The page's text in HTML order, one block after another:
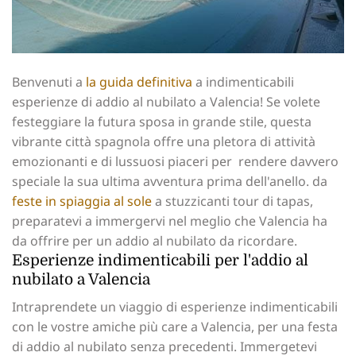
Benvenuti a la guida definitiva a indimenticabili
esperienze di addio al nubilato a Valencia! Se volete
festeggiare la futura sposa in grande stile, questa
vibrante città spagnola offre una pletora di attività
emozionanti e di lussuosi piaceri per ‍ rendere davvero
speciale la sua ultima avventura‍ prima dell'anello. da
feste in spiaggia al solea stuzzicanti tour di tapas,
preparatevi a immergervi nel meglio che Valencia ha
da offrire per un addio al nubilato da ricordare.
Esperienze indimenticabili per l'addio al
nubilato a Valencia
Intraprendete un viaggio di esperienze indimenticabili
con le vostre amiche più care a Valencia, per una festa
di addio al nubilato senza precedenti. Immergetevi